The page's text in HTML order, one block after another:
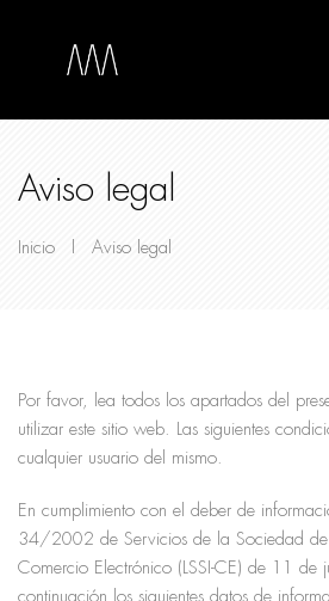
Aviso legal
Inicio | Aviso legal
Por favor, lea todos los apartados del
utilizar este sitio web. Las siguientes
cualquier usuario del mismo.
En cumplimiento con el deber de
34/2002 de Servicios de la Sociedad
Comercio Electrónico (LSSI-CE) de 11 de
continuación los siguientes datos de